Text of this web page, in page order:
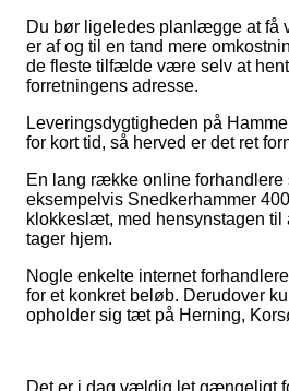
Du bør ligeledes planlægge at få
er af og til en tand mere
de fleste tilfælde være selv at
forretningens adresse.
Leveringsdygtigheden på
for kort tid, så herved er det ret
En lang række online
eksempelvis Snedkerhammer
klokkeslæt, med hensynstagen til
tager hjem.
Nogle enkelte internet
for et konkret beløb. Derudover
opholder sig tæt på Herning,
Det er i dag vældig let gængeligt